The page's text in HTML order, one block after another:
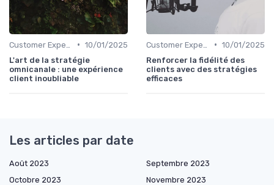
• 10/01/2025
L'art de la stratégie
omnicanale : une expérience
client inoubliable
• 10/01/2025
Renforcer la fidélité des
clients avec des stratégies
efficaces
Les articles par date
Août 2023
Septembre 2023
Octobre 2023
Novembre 2023